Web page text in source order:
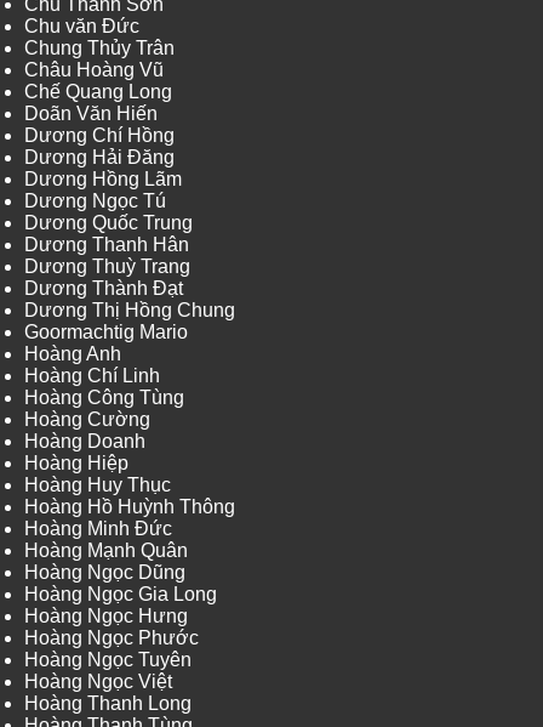
Chu Thành Sơn
Chu văn Đức
Chung Thủy Trân
Châu Hoàng Vũ
Chế Quang Long
Doãn Văn Hiến
Dương Chí Hồng
Dương Hải Đăng
Dương Hồng Lãm
Dương Ngọc Tú
Dương Quốc Trung
Dương Thanh Hân
Dương Thuỳ Trang
Dương Thành Đạt
Dương Thị Hồng Chung
Goormachtig Mario
Hoàng Anh
Hoàng Chí Linh
Hoàng Công Tùng
Hoàng Cường
Hoàng Doanh
Hoàng Hiệp
Hoàng Huy Thục
Hoàng Hồ Huỳnh Thông
Hoàng Minh Đức
Hoàng Mạnh Quân
Hoàng Ngọc Dũng
Hoàng Ngọc Gia Long
Hoàng Ngọc Hưng
Hoàng Ngọc Phước
Hoàng Ngọc Tuyên
Hoàng Ngọc Việt
Hoàng Thanh Long